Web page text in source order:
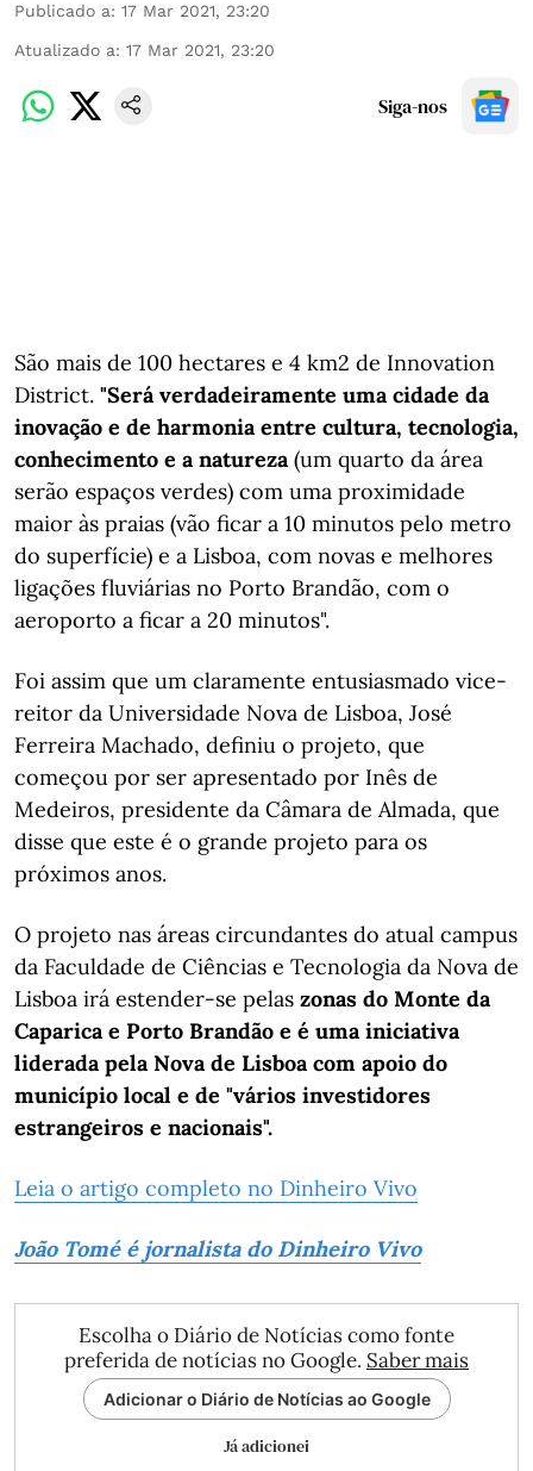
Publicado a: 17 Mar 2021, 23:20
Atualizado a: 17 Mar 2021, 23:20
Siga-nos
São mais de 100 hectares e 4 km2 de Innovation
District. "Será verdadeiramente uma cidade da
inovação e de harmonia entre cultura, tecnologia,
conhecimento e a natureza(um quarto da área
serão espaços verdes) com uma proximidade
maior às praias (vão ficar a 10 minutos pelo metro
do superfície) e a Lisboa, com novas e melhores
ligações fluviárias no Porto Brandão, com o
aeroporto a ficar a 20 minutos".
Foi assim que um claramente entusiasmado vice-
reitor da Universidade Nova de Lisboa, José
Ferreira Machado, definiu o projeto, que
começou por ser apresentado por Inês de
Medeiros, presidente da Câmara de Almada, que
disse que este é o grande projeto para os
próximos anos.
O projeto nas áreas circundantes do atual campus
da Faculdade de Ciências e Tecnologia da Nova de
Lisboa irá estender-se pelas zonas do Monte da
Caparica e Porto Brandão e é uma iniciativa
liderada pela Nova de Lisboa com apoio do
município local e de "vários investidores
estrangeiros e nacionais".
Leia o artigo completo no Dinheiro Vivo
João Tomé é jornalista do Dinheiro Vivo
Escolha o Diário de Notícias como fonte
preferida de notícias no Google. Saber mais
Adicionar o Diário de Notícias ao Google
Já adicionei